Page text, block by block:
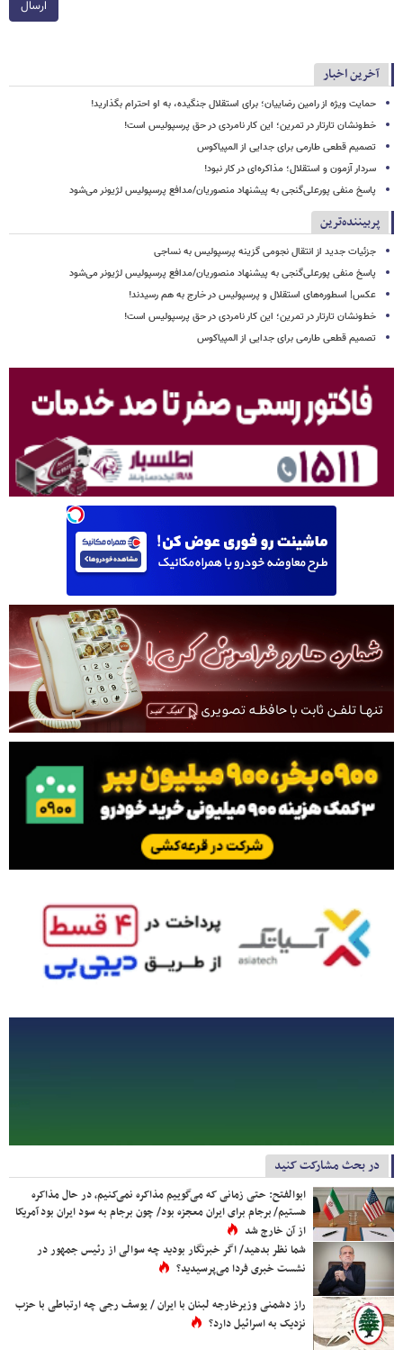
ارسال
آخرین اخبار
حمایت ویژه از رامین رضاییان؛ برای استقلال جنگیده، به او احترام بگذارید!
خط‌ونشان تارتار در تمرین؛ این کار نامردی در حق پرسپولیس است!
تصمیم قطعی طارمی برای جدایی از المپیاکوس
سردار آزمون و استقلال؛ مذاکره‌ای در کار نبود!
پاسخ منفی پورعلی‌گنجی به پیشنهاد منصوریان/مدافع پرسپولیس لژیونر می‌شود
پربیننده‌ترین
جزئیات جدید از انتقال نجومی گزینه پرسپولیس به نساجی
پاسخ منفی پورعلی‌گنجی به پیشنهاد منصوریان/مدافع پرسپولیس لژیونر می‌شود
عکس| اسطوره‌های استقلال و پرسپولیس در خارج به هم رسیدند!
خط‌ونشان تارتار در تمرین؛ این کار نامردی در حق پرسپولیس است!
تصمیم قطعی طارمی برای جدایی از المپیاکوس
در بحث مشارکت کنید
ابوالفتح: حتی زمانی که می‌گوییم مذاکره نمی‌کنیم، در حال مذاکره
هستیم/ برجام برای ایران معجزه بود/ چون برجام به سود ایران بود آمریکا
از آن خارج شد
شما نظر بدهید/ اگر خبرنگار بودید چه سوالی از رئیس جمهور در
نشست خبری فردا می‌پرسیدید؟
راز دشمنی وزیرخارجه لبنان با ایران / یوسف رجی چه ارتباطی با حزب
نزدیک به اسرائیل دارد؟